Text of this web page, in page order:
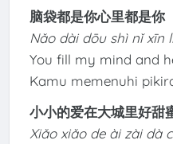
脑袋都是你心里都是你
Nǎo dài dōu shì nǐ xīn
You fill my mind and
Kamu memenuhi
小小的爱在大城里好甜
Xiǎo xiǎo de ài zài dà